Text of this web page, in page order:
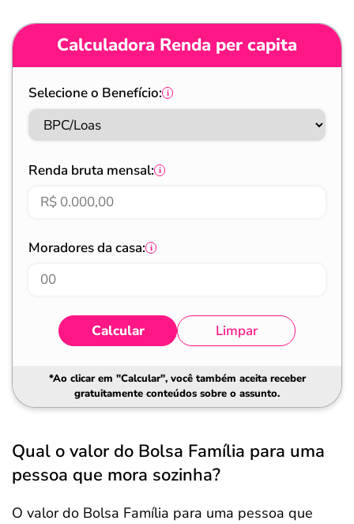
Calculadora Renda per capita
Selecione o Benefício:
Renda bruta mensal:
Moradores da casa:
Calcular Limpar
*Ao clicar em "Calcular", você também aceita receber
gratuitamente conteúdos sobre o assunto.
Qual o valor do Bolsa Família para uma
pessoa que mora sozinha?
O valor do Bolsa Família para uma pessoa que